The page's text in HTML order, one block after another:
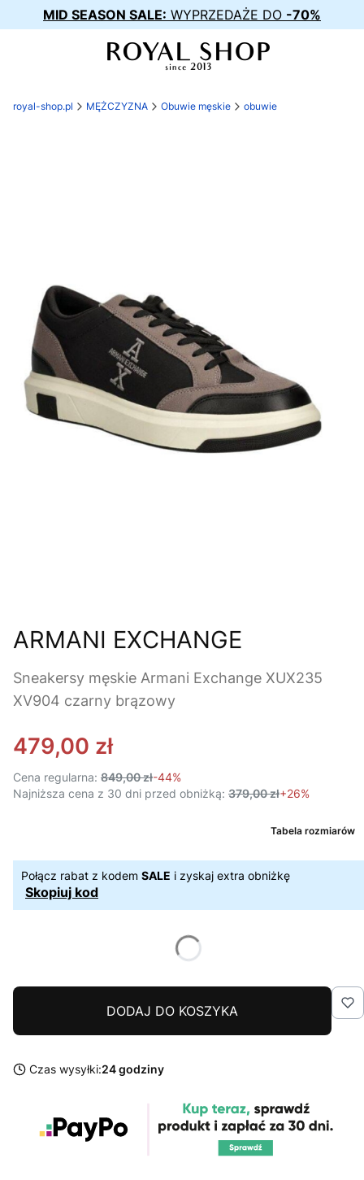
MID SEASON SALE: WYPRZEDAŻE DO -70%
royal-shop.pl MĘŻCZYZNA Obuwie męskie obuwie
ARMANI EXCHANGE
Sneakersy męskie Armani Exchange XUX235
XV904 czarny brązowy
479,00 zł
Cena regularna: 849,00 zł-44%
Najniższa cena z 30 dni przed obniżką: 379,00 zł+26%
Tabela rozmiarów
Połącz rabat z kodem SALE i zyskaj extra obniżkę
Skopiuj kod
DODAJ DO KOSZYKA
Czas wysyłki:24 godziny